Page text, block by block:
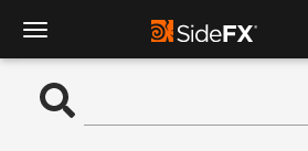
o